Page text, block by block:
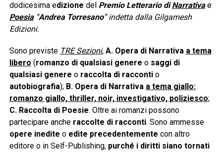
dodicesima edizione del Premio Letterario diNarrativae
Poesia “Andrea Torresano” indetta dalla Gilgamesh
Edizioni.
Sono previste TRE Sezioni, A. Opera di Narrativa a tema
libero (romanzo di qualsiasi genere o saggi di
qualsiasi genere o raccolta di racconti o
autobiografia); B. Opera di Narrativa a tema giallo:
romanzo giallo, thriller, noir, investigativo, poliziesco;
C. Raccolta di Poesie. Oltre ai romanzi possono
partecipare anche raccolte di racconti. Sono ammesse
opere inedite o edite precedentemente con altro
editore o in Self-Publishing, purché i diritti siano tornati